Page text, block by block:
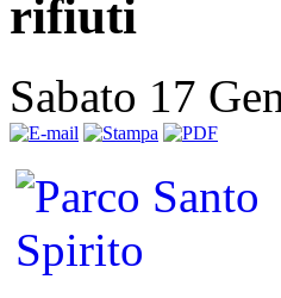
rifiuti
Sabato 17